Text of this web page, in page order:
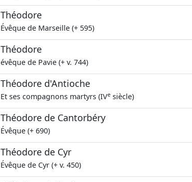
Théodore
Évêque de Marseille (+ 595)
Théodore
évêque de Pavie (+ v. 744)
Théodore d'Antioche
Et ses compagnons martyrs (IVe siècle)
Théodore de Cantorbéry
Évêque (+ 690)
Théodore de Cyr
Évêque de Cyr (+ v. 450)